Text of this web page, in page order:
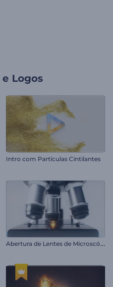
Logos
Intro com Partículas Cintilantes
A
bertura de Lentes de Microscópio